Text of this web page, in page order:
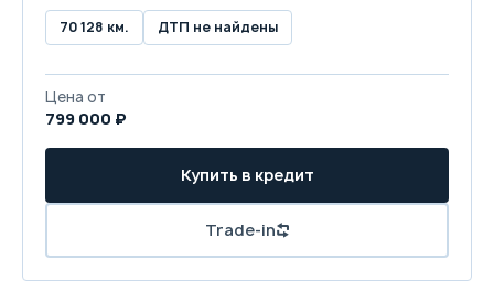
70 128 км. ДТП не найдены
Цена от
799 000 ₽
Купить в кредит
Trade-in